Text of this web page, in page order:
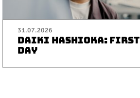
31.07.2026
DAIKI HASHIOKA: FIRST
DAY